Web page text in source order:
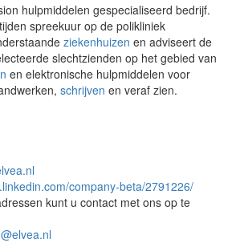
hulpmiddelen gespecialiseerd bedrijf.
spreekuur op de polikliniek
ziekenhuizen en adviseert de
slechtzienden op het gebied van
en elektronische hulpmiddelen voor
schrijven en veraf zien.
company-beta/2791226/
kunt u contact met ons op te